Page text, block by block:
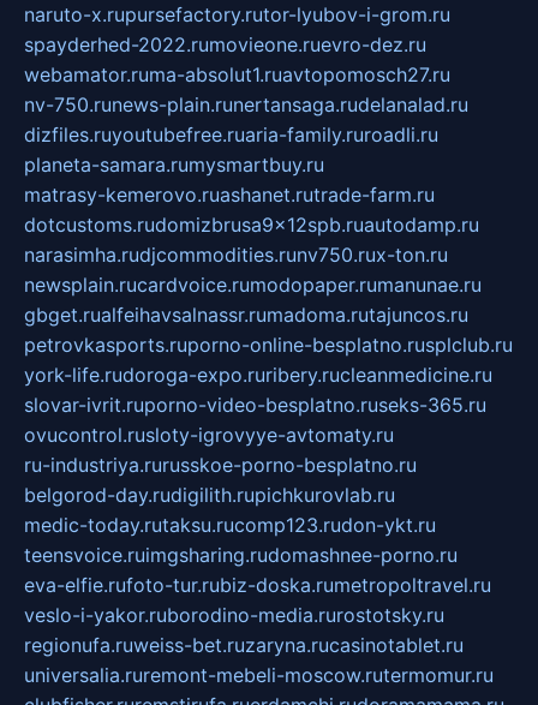
naruto-x.rupursefactory.rutor-lyubov-i-grom.ru
spayderhed-2022.rumovieone.ruevro-dez.ru
webamator.ruma-absolut1.ruavtopomosch27.ru
nv-750.runews-plain.runertansaga.rudelanalad.ru
dizfiles.ruyoutubefree.ruaria-family.ruroadli.ru
planeta-samara.rumysmartbuy.ru
matrasy-kemerovo.ruashanet.rutrade-farm.ru
dotcustoms.rudomizbrusa9x12spb.ruautodamp.ru
narasimha.rudjcommodities.runv750.rux-ton.ru
newsplain.rucardvoice.rumodopaper.rumanunae.ru
gbget.rualfeihavsalnassr.rumadoma.rutajuncos.ru
petrovkasports.ruporno-online-besplatno.rusplclub.ru
york-life.rudoroga-expo.ruribery.rucleanmedicine.ru
slovar-ivrit.ruporno-video-besplatno.ruseks-365.ru
ovucontrol.rusloty-igrovyye-avtomaty.ru
ru-industriya.rurusskoe-porno-besplatno.ru
belgorod-day.rudigilith.rupichkurovlab.ru
medic-today.rutaksu.rucomp123.rudon-ykt.ru
teensvoice.ruimgsharing.rudomashnee-porno.ru
eva-elfie.rufoto-tur.rubiz-doska.rumetropoltravel.ru
veslo-i-yakor.ruborodino-media.rurostotsky.ru
regionufa.ruweiss-bet.ruzaryna.rucasinotablet.ru
universalia.ruremont-mebeli-moscow.rutermomur.ru